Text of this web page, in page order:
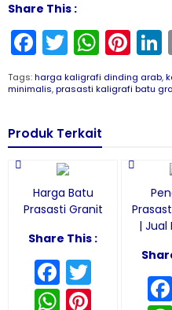
Share This :
Facebook
Twitter
Tags:harga kaligrafi dinding arab,
minimalis,prasasti kaligrafi batu
Produk Terkait
Harga Batu
Prasasti Granit
Share This :
Facebook
Twitter
| Jual